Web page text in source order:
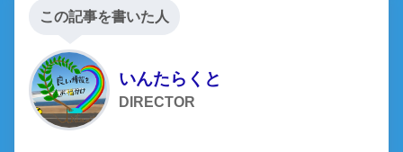
この記事を書いた人
いんたらくと
DIRECTOR